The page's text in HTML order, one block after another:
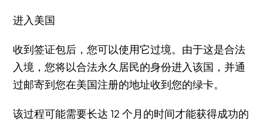
进入美国
收到签证包后，您可以使用它过境。由于这是合法
入境，您将以合法永久居民的身份进入该国，并通
过邮寄到您在美国注册的地址收到您的绿卡。
该过程可能需要长达 12 个月的时间才能获得成功的